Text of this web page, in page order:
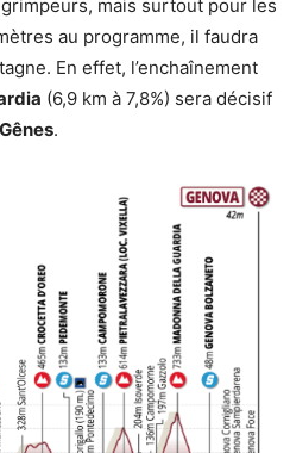
mais surtout pour les
au programme, il faudra
En effet, l’enchaînement
(6,9 km à 7,8%) sera décisif
Gênes.